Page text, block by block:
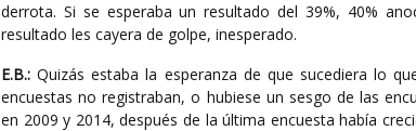
derrota. Si se esperaba un resultado del 39%, 40%
resultado les cayera de golpe, inesperado.
E.B.: Quizás estaba la esperanza de que sucediera lo
encuestas no registraban, o hubiese un sesgo de las
en 2009 y 2014, después de la última encuesta había